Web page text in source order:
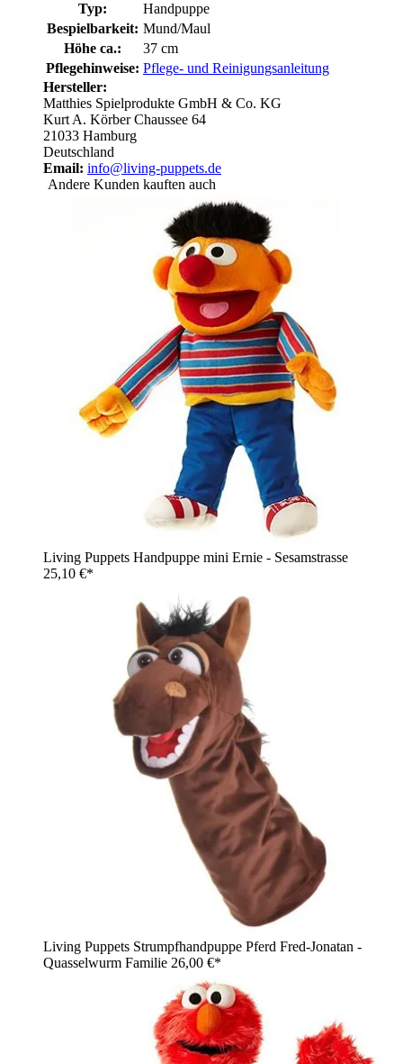
Typ:
Handpuppe
Bespielbarkeit: Mund/Maul
Höhe ca.:
37 cm
Pflegehinweise: Pflege- und Reinigungsanleitung
Hersteller:
Matthies Spielprodukte GmbH & Co. KG
Kurt A. Körber Chaussee 64
21033 Hamburg
Deutschland
Email: info@living-puppets.de
Andere Kunden kauften auch
Living Puppets Handpuppe mini Ernie - Sesamstrasse
25,10 €*
Living Puppets Strumpfhandpuppe Pferd Fred-Jonatan -
Quasselwurm Familie 26,00 €*